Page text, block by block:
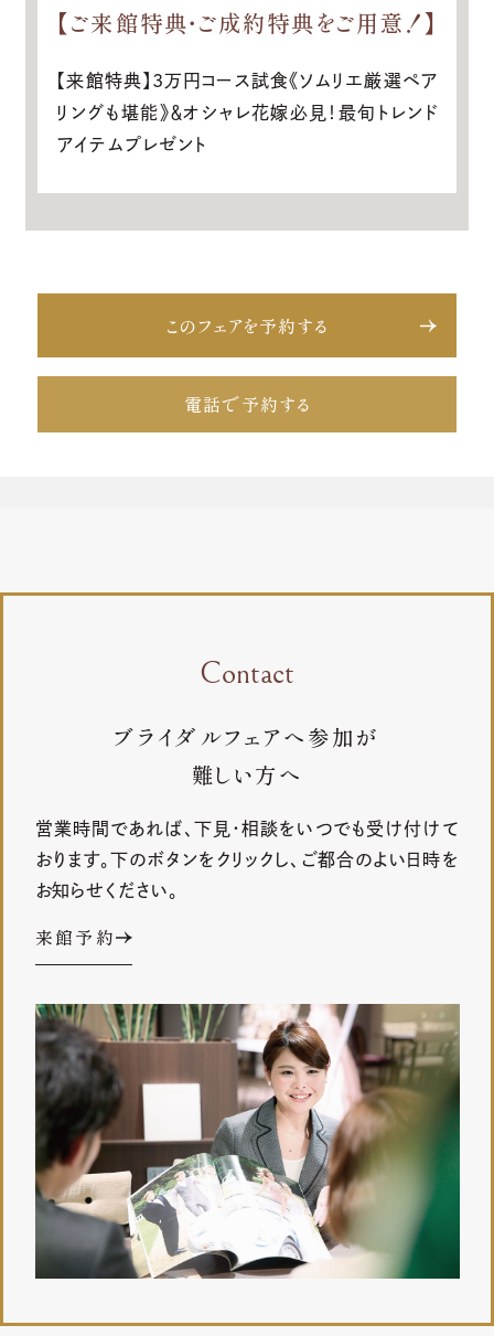
【ご来館特典・ご成約特典をご用意！】
【来館特典】3万円コース試食《ソムリエ厳選ペア
リングも堪能》＆オシャレ花嫁必見！最旬トレンド
アイテムプレゼント
このフェアを予約する
電話で予約する
Contact
ブライダルフェアへ参加が
難しい方へ
営業時間であれば、下見・相談をいつでも受け付けて
おります。下のボタンをクリックし、ご都合のよい日時を
お知らせください。
来館予約